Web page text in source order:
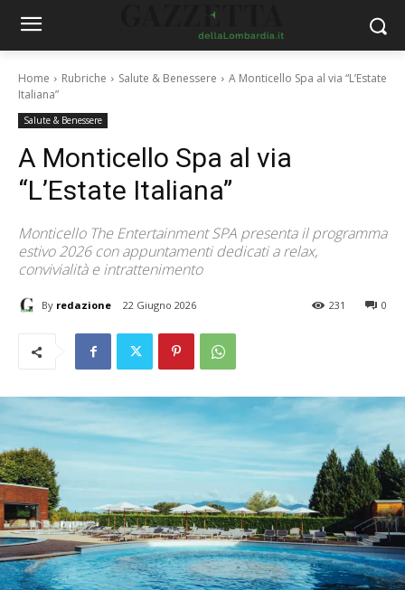
Home Rubriche Salute & Benessere
A Monticello Spa al via “L’Estate
Italiana”
Salute & Benessere
A Monticello Spa al via
“L’Estate Italiana”
Monticello The Entertainment SPA presenta il programma
estivo 2026 con appuntamenti dedicati a relax,
convivialità e intrattenimento
By redazione 22 Giugno 2026 0
231